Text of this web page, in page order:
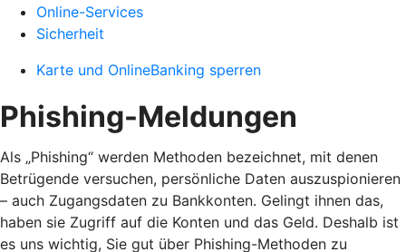
Online-Services
Sicherheit
Karte und OnlineBanking sperren
Phishing-Meldungen
Als „Phishing“ werden Methoden bezeichnet, mit denen
Betrügende versuchen, persönliche Daten auszuspionieren
– auch Zugangsdaten zu Bankkonten. Gelingt ihnen das,
haben sie Zugriff auf die Konten und das Geld. Deshalb ist
es uns wichtig, Sie gut über Phishing-Methoden zu